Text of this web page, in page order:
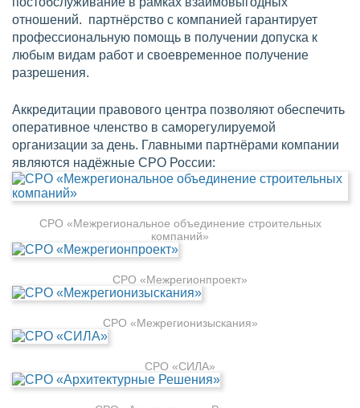
отношений. партнёрство с компанией гарантирует
профессиональную помощь в получении допуска к
любым видам работ и своевременное получение
разрешения.
Аккредитации правового центра позволяют обеспечить
оперативное членство в саморегулируемой
организации за день. Главными партнёрами компании
являются надёжные СРО России:
СРО «Межрегиональное объединение строительных
компаний»
СРО «Межрегионпроект»
СРО «Межрегионизыскания»
СРО «СИЛА»